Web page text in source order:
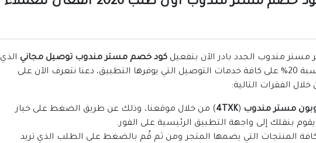
مستر مندوب الجدد بادر الآن بتفعيل كود خصم مستر مندوب توصيل مجاني الذي
يمنحك خصم فعال بنسبة 20% على كافة خدمات التوصيل التي يوفرها التطبيق، دعنا نتعرف الآن على
الفقرات التالية:
مستر مندوب (
4TXK) من خلال موقعنا، وذلك عن طريق الضغط على خيار
بنقلك إلى واجهة التطبيق الرئيسية على الفور.
المنتجات التي يضمها المتجر ومن ثم قُم بالضغط على الطلب الذي تريد